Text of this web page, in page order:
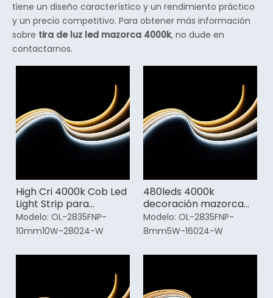
tiene un diseño característico y un rendimiento práctico
y un precio competitivo. Para obtener más información
sobre tira de luz led mazorca 4000k, no dude en
contactarnos.
High Cri 4000k Cob Led
Light Strip para
automóviles
Modelo: OL-2835FNP-
10mm10W-28024-W
480leds 4000k
decoración mazorca
tira de luz led
Modelo: OL-2835FNP-
8mm5W-16024-W